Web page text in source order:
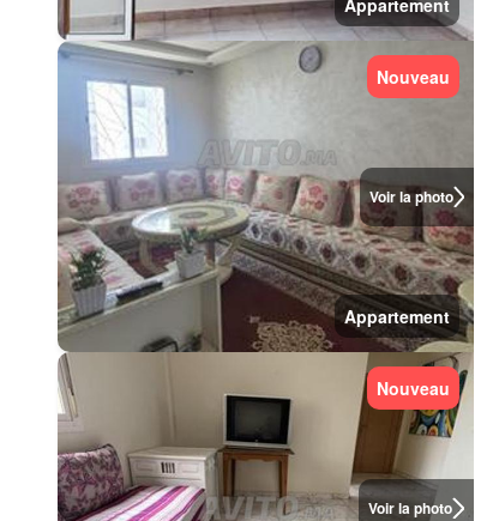
Appartement
Voir la photo
Nouveau
Appartement
Voir la photo
Nouveau